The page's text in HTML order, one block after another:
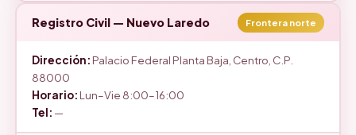
Registro Civil — Nuevo Laredo Frontera norte
Dirección: Palacio Federal Planta Baja, Centro, C.P.
88000
Horario: Lun–Vie 8:00–16:00
Tel: —